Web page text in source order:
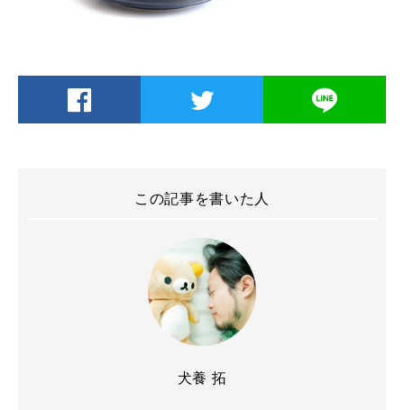
この記事を書いた人
犬養 拓